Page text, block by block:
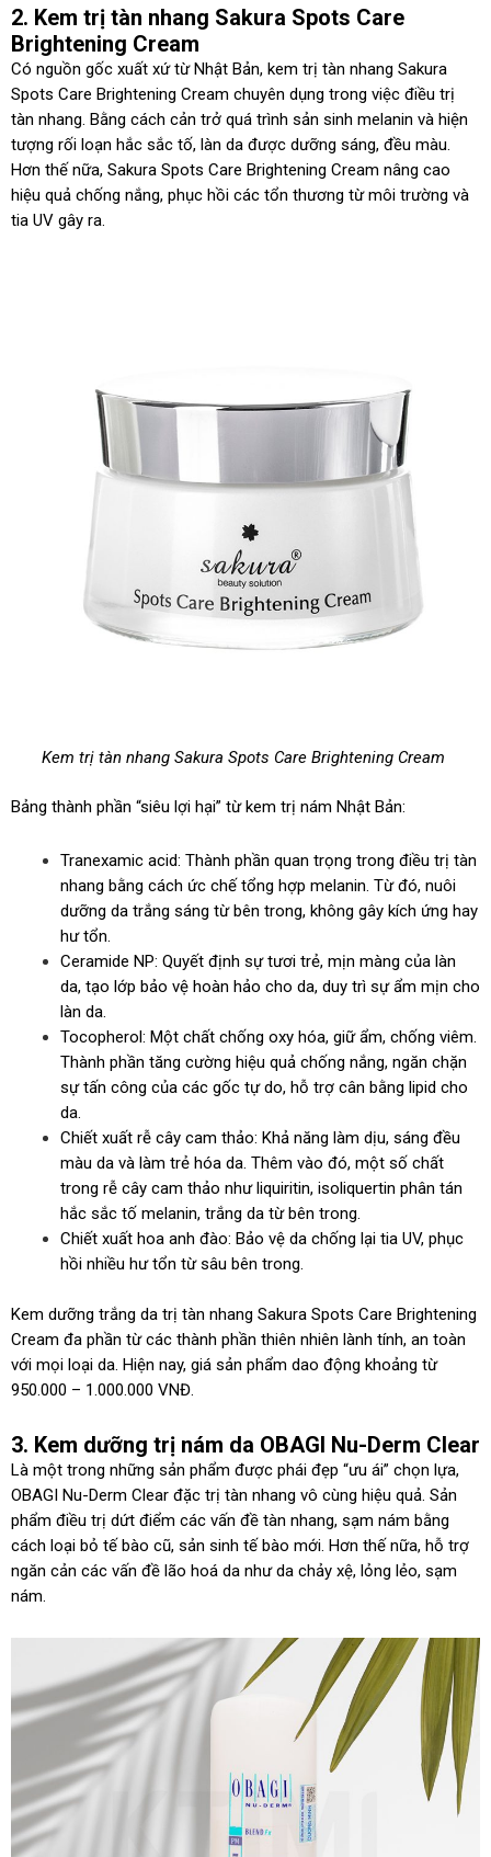
2. Kem trị tàn nhang Sakura Spots Care
Brightening Cream
Có nguồn gốc xuất xứ từ Nhật Bản, kem trị tàn nhang Sakura
Spots Care Brightening Cream chuyên dụng trong việc điều trị
tàn nhang. Bằng cách cản trở quá trình sản sinh melanin và hiện
tượng rối loạn hắc sắc tố, làn da được dưỡng sáng, đều màu.
Hơn thế nữa, Sakura Spots Care Brightening Cream nâng cao
hiệu quả chống nắng, phục hồi các tổn thương từ môi trường và
tia UV gây ra.
Kem trị tàn nhang Sakura Spots Care Brightening Cream
Bảng thành phần “siêu lợi hại” từ kem trị nám Nhật Bản:
Tranexamic acid: Thành phần quan trọng trong điều trị tàn
nhang bằng cách ức chế tổng hợp melanin. Từ đó, nuôi
dưỡng da trắng sáng từ bên trong, không gây kích ứng hay
hư tổn.
Ceramide NP: Quyết định sự tươi trẻ, mịn màng của làn
da, tạo lớp bảo vệ hoàn hảo cho da, duy trì sự ẩm mịn cho
làn da.
Tocopherol: Một chất chống oxy hóa, giữ ẩm, chống viêm.
Thành phần tăng cường hiệu quả chống nắng, ngăn chặn
sự tấn công của các gốc tự do, hỗ trợ cân bằng lipid cho
da.
Chiết xuất rễ cây cam thảo: Khả năng làm dịu, sáng đều
màu da và làm trẻ hóa da. Thêm vào đó, một số chất
trong rễ cây cam thảo như liquiritin, isoliquertin phân tán
hắc sắc tố melanin, trắng da từ bên trong.
Chiết xuất hoa anh đào: Bảo vệ da chống lại tia UV, phục
hồi nhiều hư tổn từ sâu bên trong.
Kem dưỡng trắng da trị tàn nhang Sakura Spots Care Brightening
Cream đa phần từ các thành phần thiên nhiên lành tính, an toàn
với mọi loại da. Hiện nay, giá sản phẩm dao động khoảng từ
950.000 – 1.000.000 VNĐ.
3. Kem dưỡng trị nám da OBAGI Nu-Derm Clear
Là một trong những sản phẩm được phái đẹp “ưu ái” chọn lựa,
OBAGI Nu-Derm Clear đặc trị tàn nhang vô cùng hiệu quả. Sản
phẩm điều trị dứt điểm các vấn đề tàn nhang, sạm nám bằng
cách loại bỏ tế bào cũ, sản sinh tế bào mới. Hơn thế nữa, hỗ trợ
ngăn cản các vấn đề lão hoá da như da chảy xệ, lỏng lẻo, sạm
nám.